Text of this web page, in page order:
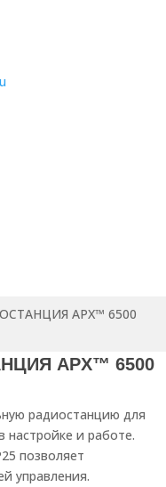
APX™ 6500
APX™ 6500
радиостанцию для
настройке и работе.
позволяет
управления.